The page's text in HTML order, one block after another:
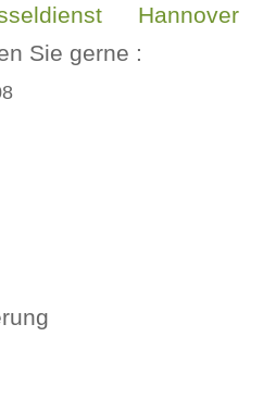
Hannover
Sie gerne :